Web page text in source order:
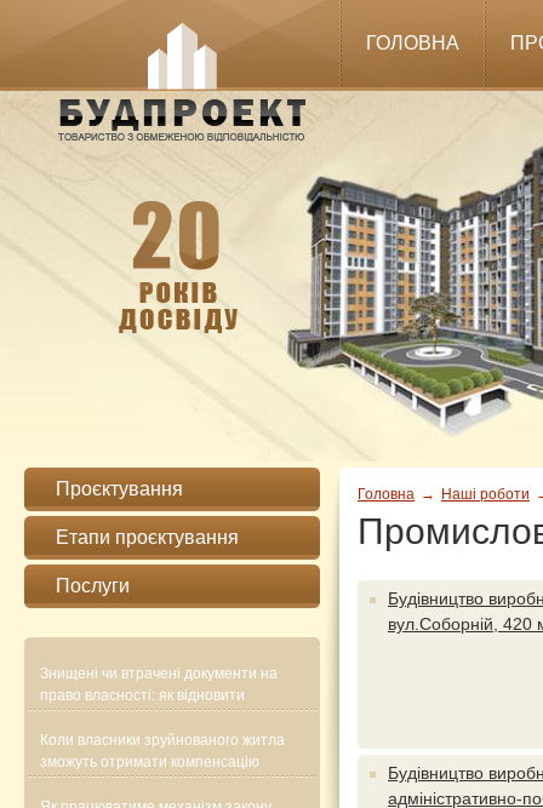
ГОЛОВНА
Проєктування
Етапи проєктування
Послуги
Знищені чи втрачені документи на
право власності: як відновити
Коли власники зруйнованого житла
зможуть отримати компенсацію
Головна → Наші роботи
Будівництво
вул.Соборній, 420
Будівництво
адміністративно-